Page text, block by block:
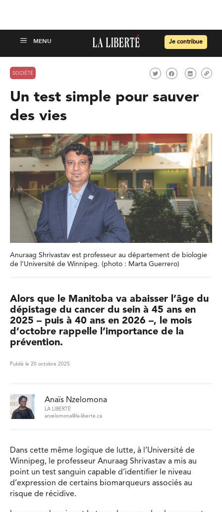
Je contribue
SOCIÉTÉ
Un test simple pour sauver
des vies
Anuraag Shrivastav est professeur au département de biologie
de l’Université de Winnipeg. (photo : Marta Guerrero)
Alors que le Manitoba va abaisser l’âge du
dépistage du cancer du sein à 45 ans en
2025 – puis à 40 ans en 2026 –, le mois
d’octobre rappelle l’importance de la
prévention.
Publié le 20 octobre 2025
Anaïs Nzelomona
LA LIBERTÉ
anzelomona@la-liberte.ca
Dans cette même logique de lutte, à l’Université de
Winnipeg, le professeur Anuraag Shrivastav a mis au
point un test sanguin capable d’identifier le niveau
d’expression de certains biomarqueurs associés au
risque de récidive.